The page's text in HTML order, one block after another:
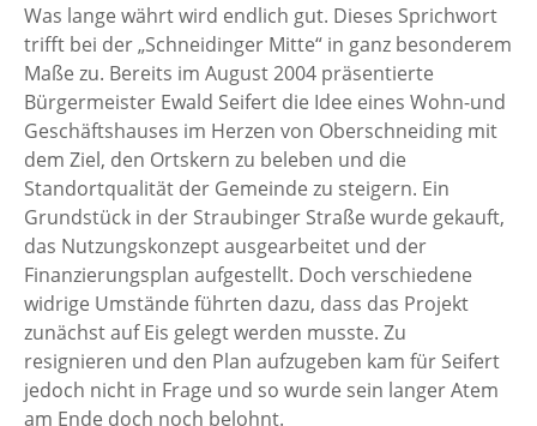
Was lange währt wird endlich gut. Dieses Sprichwort
trifft bei der „Schneidinger Mitte“ in ganz besonderem
Maße zu. Bereits im August 2004 präsentierte
Bürgermeister Ewald Seifert die Idee eines Wohn-und
Geschäftshauses im Herzen von Oberschneiding mit
dem Ziel, den Ortskern zu beleben und die
Standortqualität der Gemeinde zu steigern. Ein
Grundstück in der Straubinger Straße wurde gekauft,
das Nutzungskonzept ausgearbeitet und der
Finanzierungsplan aufgestellt. Doch verschiedene
widrige Umstände führten dazu, dass das Projekt
zunächst auf Eis gelegt werden musste. Zu
resignieren und den Plan aufzugeben kam für Seifert
jedoch nicht in Frage und so wurde sein langer Atem
am Ende doch noch belohnt.